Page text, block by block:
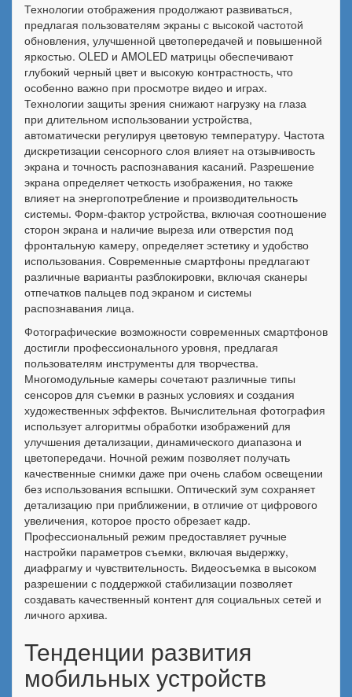
Технологии отображения продолжают развиваться,
предлагая пользователям экраны с высокой частотой
обновления, улучшенной цветопередачей и повышенной
яркостью. OLED и AMOLED матрицы обеспечивают
глубокий черный цвет и высокую контрастность, что
особенно важно при просмотре видео и играх.
Технологии защиты зрения снижают нагрузку на глаза
при длительном использовании устройства,
автоматически регулируя цветовую температуру. Частота
дискретизации сенсорного слоя влияет на отзывчивость
экрана и точность распознавания касаний. Разрешение
экрана определяет четкость изображения, но также
влияет на энергопотребление и производительность
системы. Форм-фактор устройства, включая соотношение
сторон экрана и наличие выреза или отверстия под
фронтальную камеру, определяет эстетику и удобство
использования. Современные смартфоны предлагают
различные варианты разблокировки, включая сканеры
отпечатков пальцев под экраном и системы
распознавания лица.
Фотографические возможности современных смартфонов
достигли профессионального уровня, предлагая
пользователям инструменты для творчества.
Многомодульные камеры сочетают различные типы
сенсоров для съемки в разных условиях и создания
художественных эффектов. Вычислительная фотография
использует алгоритмы обработки изображений для
улучшения детализации, динамического диапазона и
цветопередачи. Ночной режим позволяет получать
качественные снимки даже при очень слабом освещении
без использования вспышки. Оптический зум сохраняет
детализацию при приближении, в отличие от цифрового
увеличения, которое просто обрезает кадр.
Профессиональный режим предоставляет ручные
настройки параметров съемки, включая выдержку,
диафрагму и чувствительность. Видеосъемка в высоком
разрешении с поддержкой стабилизации позволяет
создавать качественный контент для социальных сетей и
личного архива.
Тенденции развития
мобильных устройств